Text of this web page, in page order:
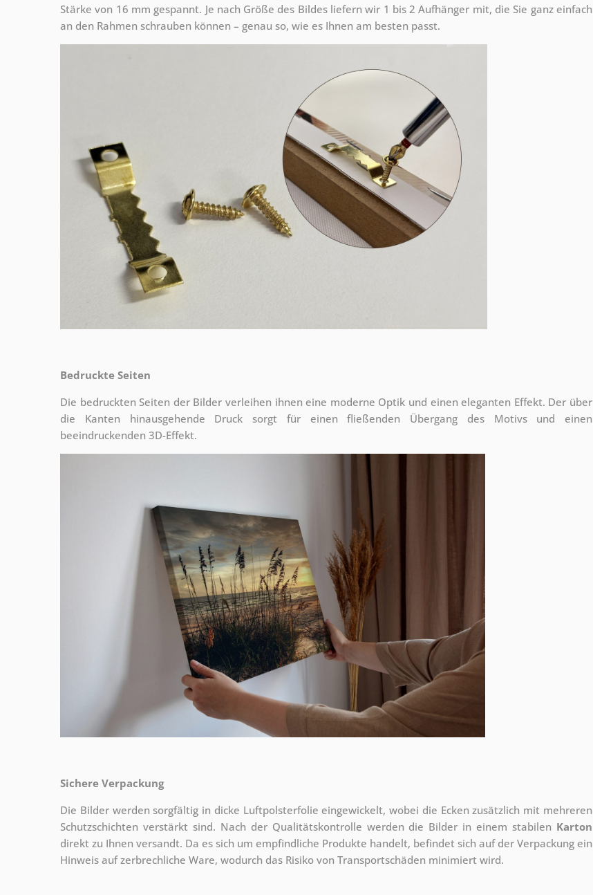
Stärke von 16 mm gespannt. Je nach Größe des Bildes liefern wir 1 bis 2 Aufhänger mit, die Sie ganz einfach
an den Rahmen schrauben können – genau so, wie es Ihnen am besten passt.
Bedruckte Seiten
Die bedruckten Seiten der Bilder verleihen ihnen eine moderne Optik und einen eleganten Effekt. Der über
die Kanten hinausgehende Druck sorgt für einen fließenden Übergang des Motivs und einen
beeindruckenden 3D-Effekt.
Sichere Verpackung
Die Bilder werden sorgfältig in dicke Luftpolsterfolie eingewickelt, wobei die Ecken zusätzlich mit mehreren
Schutzschichten verstärkt sind. Nach der Qualitätskontrolle werden die Bilder in einem stabilen Karton
direkt zu Ihnen versandt. Da es sich um empfindliche Produkte handelt, befindet sich auf der Verpackung ein
Hinweis auf zerbrechliche Ware, wodurch das Risiko von Transportschäden minimiert wird.